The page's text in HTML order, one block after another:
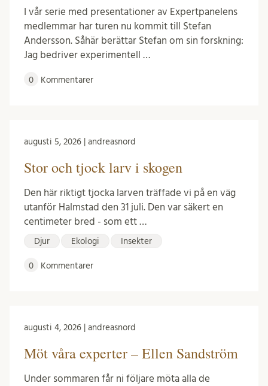
I vår serie med presentationer av Expertpanelens
medlemmar har turen nu kommit till Stefan
Andersson. Såhär berättar Stefan om sin forskning:
Jag bedriver experimentell …
0 Kommentarer
augusti 5, 2026 | andreasnord
Stor och tjock larv i skogen
Den här riktigt tjocka larven träffade vi på en väg
utanför Halmstad den 31 juli. Den var säkert en
centimeter bred - som ett …
Djur Ekologi Insekter
0 Kommentarer
augusti 4, 2026 | andreasnord
Möt våra experter – Ellen Sandström
Under sommaren får ni följare möta alla de